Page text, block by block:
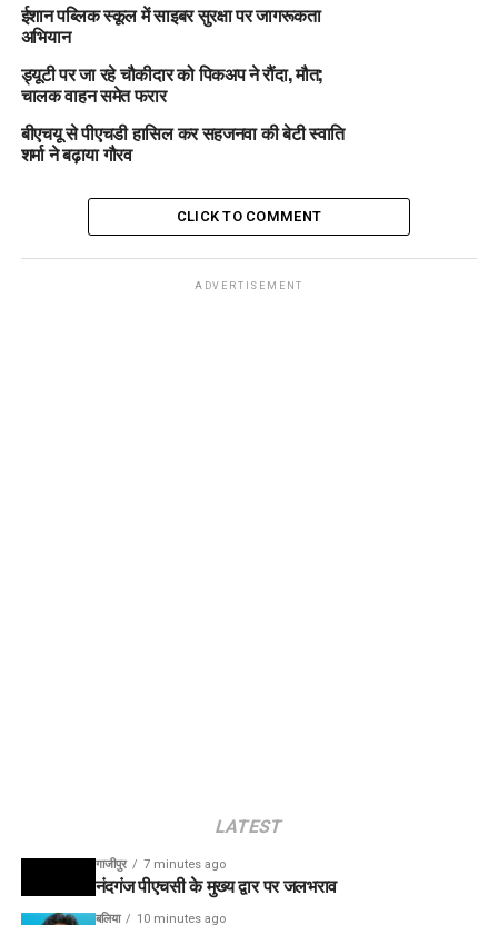
ईशान पब्लिक स्कूल में साइबर सुरक्षा पर जागरूकता
अभियान
ड्यूटी पर जा रहे चौकीदार को पिकअप ने रौंदा, मौत;
चालक वाहन समेत फरार
बीएचयू से पीएचडी हासिल कर सहजनवा की बेटी स्वाति
शर्मा ने बढ़ाया गौरव
CLICK TO COMMENT
ADVERTISEMENT
LATEST
गाजीपुर 7 minutes ago
नंदगंज पीएचसी के मुख्य द्वार पर जलभराव
बलिया 10 minutes ago